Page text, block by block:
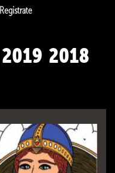
Registrate
2019 2018